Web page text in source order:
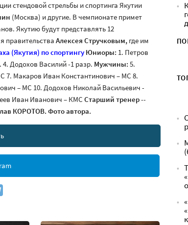
стендовой стрельбы и спортинга Якутии
(Москва) и другие. В чемпионате примет
Якутию будут представлять 12
правительства Алексея Стручковым, где им
(Якутия) по спортингу Юниоры: 1. Петров
4. Додохов Василий -1 разр. Мужчины: 5.
7. Макаров Иван Константинович – МС 8.
– МС 10. Додохов Николай Васильевич -
Иван Иванович – КМС Старший тренер--
КОРОТОВ. Фото автора.